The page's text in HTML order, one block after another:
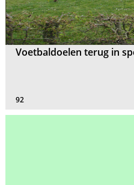
Voetbaldoelen terug in
92